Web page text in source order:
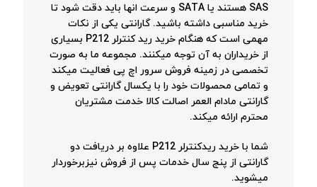
SAS هستند یا SATA و سرعت انها باید دقت شود تا
خرید مناسبی داشته باشید. گارانتی یکی از نکات
مهمی است که هنگام خرید رید کنترلر P212 بسیاری
از خریداران به آن توجه میکنند. مجموعه ما به صورت
تخصصی در زمینه فروش سرور اچ پی فعالیت میکند
و تمامی محصولات خود را با یکسال گارانتی تعویض و
گارانتی مادام العمر اصالت کالا خدمت مشتریان
محترم ارائه میکند.
شما با خرید ریدکنترلر P212 علاوه بر دریافت دو
گارانتی از پنج سال خدمات پس از فروش نیزبرخوردار
میشوید.